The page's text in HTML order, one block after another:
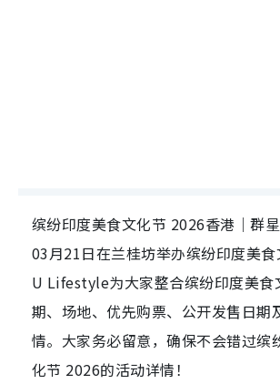
缤纷印度美食文化节 2026香港｜群
03月21日在兰桂坊举办缤纷印度美食
U Lifestyle为大家整合缤纷印度美食
期、场地、优先购票、公开发售日期
情。大家务必留意，确保不会错过缤
化节 2026的活动详情！